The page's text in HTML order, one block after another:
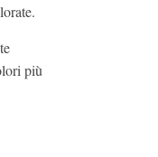
più